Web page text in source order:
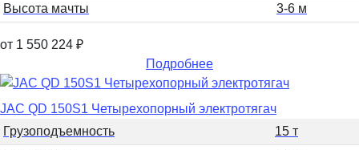
Высота мачты
3-6 м
от 1 550 224 ₽
Подробнее
JAC QD 150S1 Четырехопорный электротягач
Грузоподъемность
15 т